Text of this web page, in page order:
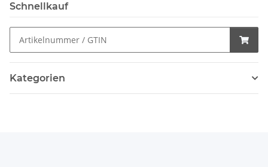
Schnellkauf
Kategorien